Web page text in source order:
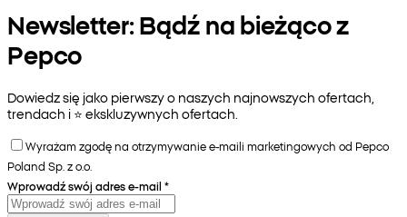
Newsletter: Bądź na bieżąco z
Pepco
Dowiedz się jako pierwszy o naszych najnowszych ofertach,
trendach i ⭐️ ekskluzywnych ofertach.
Wyrażam zgodę na otrzymywanie e-maili marketingowych od Pepco
Poland Sp. z o.o.
Wprowadź swój adres e-mail *